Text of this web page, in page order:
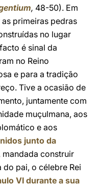
, 48-50). Em
primeiras pedras
no lugar
é sinal da
no Reino
e para a tradição
Tive a ocasião de
juntamente com
muçulmana, aos
e aos
junto da
mandada construir
do pai, o célebre Rei
VI durante a sua